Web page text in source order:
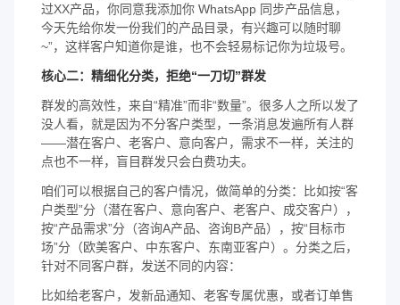
过XX产品，你同意我添加你 WhatsApp 同步产品信息，
今天先给你发一份我们的产品目录，有兴趣可以随时聊
~”，这样客户知道你是谁，也不会轻易标记你为垃圾号。
核心二：精细化分类，拒绝“一刀切”群发
群发的高效性，来自“精准”而非“数量”。很多人之所以发了
没人看，就是因为不分客户类型，一条消息发遍所有人群
——潜在客户、老客户、意向客户，需求不一样，关注的
点也不一样，盲目群发只会白费功夫。
咱们可以根据自己的客户情况，做简单的分类：比如按“客
户类型”分（潜在客户、意向客户、老客户、成交客户），
按“产品需求”分（咨询A产品、咨询B产品），按“目标市
场”分（欧美客户、中东客户、东南亚客户）。分类之后，
针对不同客户群，发送不同的内容：
比如给老客户，发新品通知、老客专属优惠，或者订单售